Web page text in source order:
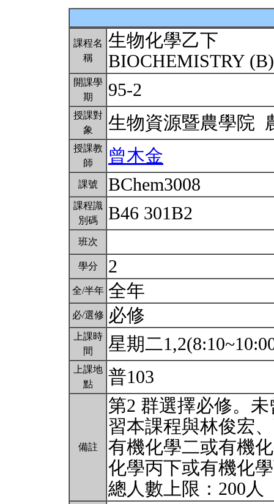
課程名
稱
生物化學乙下
BIOCHEMISTRY
開課學
期
95-2
授課對
象
生物資源暨農學院
授課教
師
曾木金
課號 BChem3008
課程識
別碼
B46 301B2
班次
學分 2
全/半年 全年
必/選修 必修
上課時
間
星期二
上課地
點
普103
備註
第2 群選擇必修。
習本課程與林俊宏
有機化學二或有機
化學丙下或有機化
總人數上限：200人